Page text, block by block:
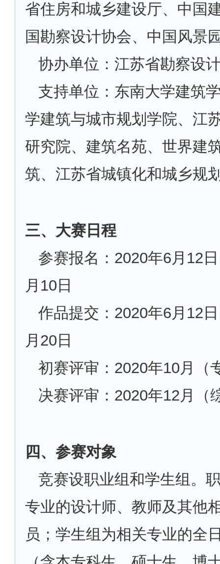
省住房和城乡建设厅、中国
国勘察设计协会、中国风景
协办单位：江苏省勘察设
支持单位：东南大学建筑
学建筑与城市规划学院、江
研究院、建筑名苑、世界建
筑、江苏省城镇化和城乡规
三、大赛日程
参赛报名：2020年6月12
月10日
作品提交：2020年6月12
月20日
初赛评审：2020年10月（
决赛评审：2020年12月（
四、参赛对象
竞赛设职业组和学生组。
专业的设计师、教师及其他
员；学生组为相关专业的全